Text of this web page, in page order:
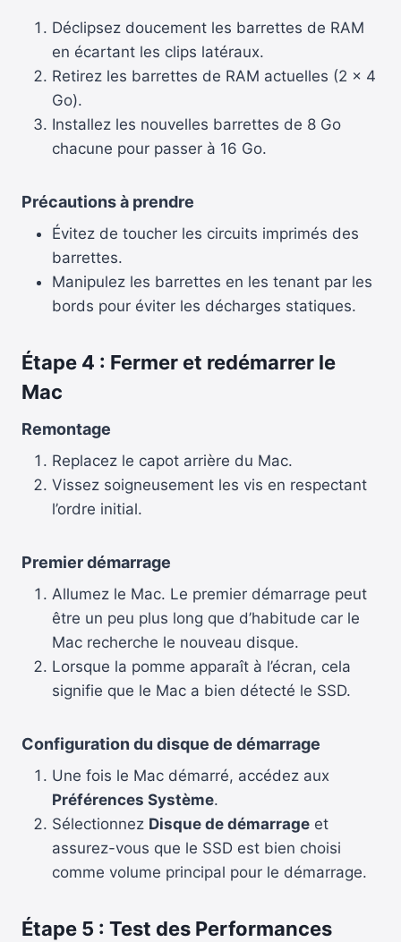
Déclipsez doucement les barrettes de RAM
en écartant les clips latéraux.
Retirez les barrettes de RAM actuelles (2 x 4
Go).
Installez les nouvelles barrettes de 8 Go
chacune pour passer à 16 Go.
Précautions à prendre
Évitez de toucher les circuits imprimés des
barrettes.
Manipulez les barrettes en les tenant par les
bords pour éviter les décharges statiques.
Étape 4 : Fermer et redémarrer le
Mac
Remontage
Replacez le capot arrière du Mac.
Vissez soigneusement les vis en respectant
l’ordre initial.
Premier démarrage
Allumez le Mac. Le premier démarrage peut
être un peu plus long que d’habitude car le
Mac recherche le nouveau disque.
Lorsque la pomme apparaît à l’écran, cela
signifie que le Mac a bien détecté le SSD.
Configuration du disque de démarrage
Une fois le Mac démarré, accédez aux
Préférences Système.
Sélectionnez Disque de démarrage et
assurez-vous que le SSD est bien choisi
comme volume principal pour le démarrage.
Étape 5 : Test des Performances